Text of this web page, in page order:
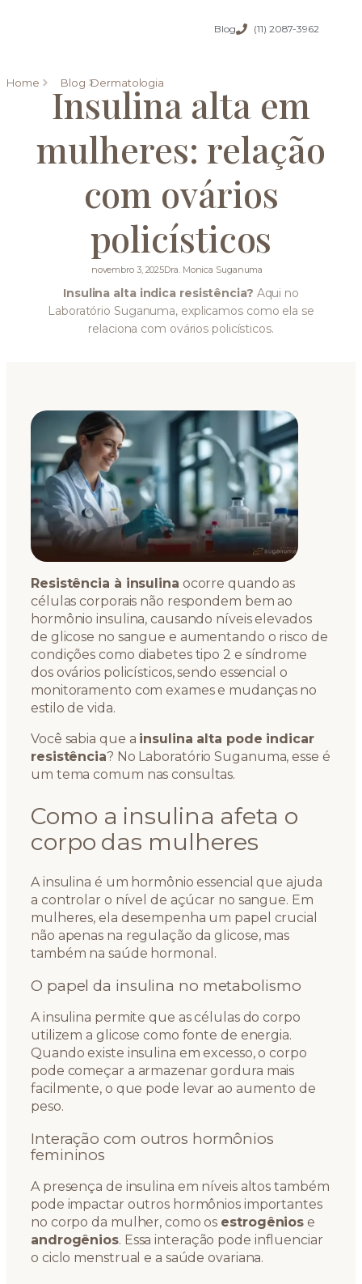
Blog (11) 2087-3962
Home Blog Dermatologia
Insulina alta em
mulheres: relação
com ovários
policísticos
novembro 3, 2025Dra. Monica Suganuma
Insulina alta indica resistência? Aqui no
Laboratório Suganuma, explicamos como ela se
relaciona com ovários policísticos.
Resistência à insulina ocorre quando as
células corporais não respondem bem ao
hormônio insulina, causando níveis elevados
de glicose no sangue e aumentando o risco de
condições como diabetes tipo 2 e síndrome
dos ovários policísticos, sendo essencial o
monitoramento com exames e mudanças no
estilo de vida.
Você sabia que a insulina alta pode indicar
resistência? No Laboratório Suganuma, esse é
um tema comum nas consultas.
Como a insulina afeta o
corpo das mulheres
A insulina é um hormônio essencial que ajuda
a controlar o nível de açúcar no sangue. Em
mulheres, ela desempenha um papel crucial
não apenas na regulação da glicose, mas
também na saúde hormonal.
O papel da insulina no metabolismo
A insulina permite que as células do corpo
utilizem a glicose como fonte de energia.
Quando existe insulina em excesso, o corpo
pode começar a armazenar gordura mais
facilmente, o que pode levar ao aumento de
peso.
Interação com outros hormônios
femininos
A presença de insulina em níveis altos também
pode impactar outros hormônios importantes
no corpo da mulher, como os estrogênios e
androgênios. Essa interação pode influenciar
o ciclo menstrual e a saúde ovariana.